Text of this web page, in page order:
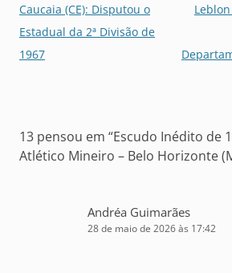
de
posts
Caucaia (CE): Disputou o
Estadual da 2ª Divisão de
1967
Leblon
13 pensou em “Escudo Inédito de
Atlético Mineiro – Belo Horizonte
Andréa Guimarães
28 de maio de 2026 às 17:42